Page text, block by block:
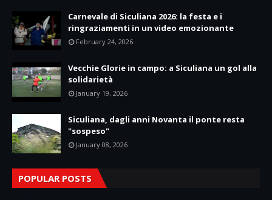
Carnevale di Siculiana 2026: la festa e i
ringraziamenti in un video emozionante
February 24, 2026
Vecchie Glorie in campo: a Siculiana un gol alla
solidarietà
January 19, 2026
Siculiana, dagli anni Novanta il ponte resta
"sospeso"
January 08, 2026
POPULAR POSTS